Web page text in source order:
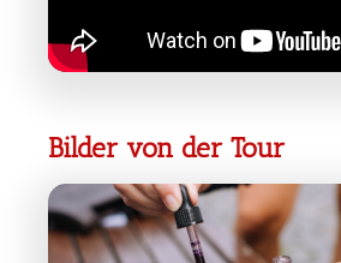
Bilder von der Tour